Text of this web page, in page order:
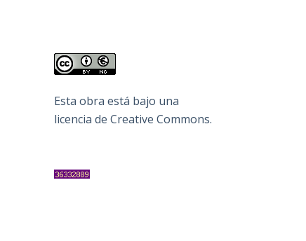
Esta obra está bajo una
licencia de Creative Commons.